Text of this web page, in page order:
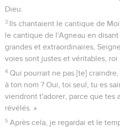
Dieu.
3 Ils chantaient le cantique de
le cantique de l'Agneau en
grandes et extraordinaires,
voies sont justes et véritables, roi
4 Qui pourrait ne pas [te]
à ton nom ? Oui, toi seul, tu es
viendront t'adorer, parce que tes
révélés. »
5 Après cela, je regardai et le